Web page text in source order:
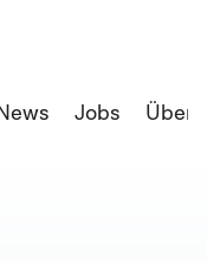
Jobs Über